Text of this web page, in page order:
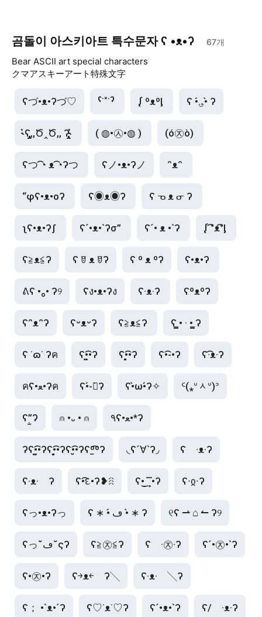
곰돌이 아스키아트 특수문자 ʕ •ᴥ•ʔ 67개
Bear ASCII art special characters
クマアスキーアート特殊文字
ʕづ•ᴥ•ʔづ♡ ˁ˙˟˙ˀ ᶘ ᵒᴥᵒᶅ ʕ •́؈•̀ ʔ
˞͛ʕ̡̢̡,,Ծ‸Ծ,, ʔ̢̡̢˞͛ ( ◍•㉦•◍ ) (ó㉨ò)
ʕつ ͡◔ ᴥ ͡◔ʔつ ʕノ•ᴥ•ʔノ ᵔᴥᵔ
“φʕ•ᴥ•oʔ ʕ◉ᴥ◉ʔ ʕ ᓀ ᴥ ᓂ ʔ
ʅʕ•ᴥ•ʔʃ ʕ´•ᴥ•`ʔσ” ʕ´• ᴥ •`ʔ ᶘ ͡°ᴥ͡°ᶅ
ʕ≧ᴥ≦ʔ ʕ ꆤ ᴥ ꆤʔ ʕ º ᴥ ºʔ ʕ•ᴥ•ʔ
ᕕʕ •ₒ• ʔ୨ ʕง•ᴥ•ʔง ʕ·ᴥ·ʔ ʕᵒᴥᵒʔ
ʕᵔᴥᵔʔ ʕᵕᴥᵕʔ ʕ≧ᴥ≦ʔ ʕ ̳• · • ̳ʔ
ʕ ˙ɷ˙ ʔค ʕ•͚͡•ʔ ʕ•͈͡•ʔ ʕ•͡-•ʔ ʕ·͡ᴥ·ʔ
คʕ•ﻌ•ʔค ʕ•́-ก̀ʔ ʕ•̀ω•́ʔ✧ ᑦ(⁎ᐡᆺᐡ)ᐣ
ʕ”̣̫Ɂ ⍝ •᎑ • ⍝ ٩ʕ•ﻌ•*ʔ
ʔʕ•͚͡•ʔʕ•͈͡•ʔʕ•̮͡•ʔʕº̫͡ºʔ ◟ʕ´∀`ʔ◞ ʕ　·ᴥ·ʔ
ʕ·ᴥ·　ʔ ʕ•͡દ•ʔ❥ꋧ ʕ•͜ ͢ ͞ •ʔ ʕ∙ჲ∙ʔ
ʕっ•ᴥ•ʔっ ʕ ∗ •́ ڡ •̀ ∗ ʔ ୧ʕ ⇀ ⌂ ↼ ʔ୨
ʕっ˘ڡ˘ςʔ ʕ≧㉨≦ʔ ʕ　·㉨·ʔ ʕ´•㉨•`ʔ
ʕ•㉨•ʔ ʕ￫ᴥ￩　ʔ╲ ʕ·ᴥ·　╲ʔ
ʕ； •`ᴥ•´ʔ ʕ♡˙ᴥ˙♡ʔ ʕ´•ᴥ•`ʔ ʕ/　·ᴥ·ʔ